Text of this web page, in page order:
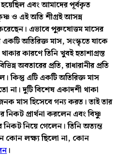
এবং আমাদের পূর্বকৃত
ও এই অতি শীগ্রই আসন্ন
এভাবে পুরুষোত্তম মাসের
অতিরিক্ত মাস, সংস্কৃতে যাকে
কারণে তিনি খুবই হতাশাগ্রস্ত
অবতারের প্রতি, রাধারানীর প্রতি
কিন্তু এটি একটি অতিরিক্ত মাস
না। দুটি বিশেষ একাদশী থাকা
মাস হিসেবে গন্য করত। তাই তার
নিকট প্রার্থনা করলেন এবং বিষ্ণু
নিয়ে গেলেন। তিনি অত্যন্ত
কোন লক্ষ্য ছিলো না, কোন
।